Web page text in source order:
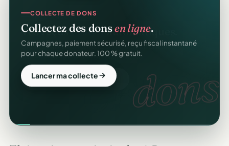
dons.
COLLECTE DE DONS
Collectez des donsen ligne.
Campagnes, paiement sécurisé, reçu fiscal instantané
pour chaque donateur. 100 % gratuit.
Lancer ma collecte